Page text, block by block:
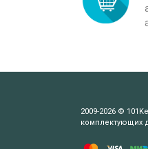
2009-2026 ©
комплектующих